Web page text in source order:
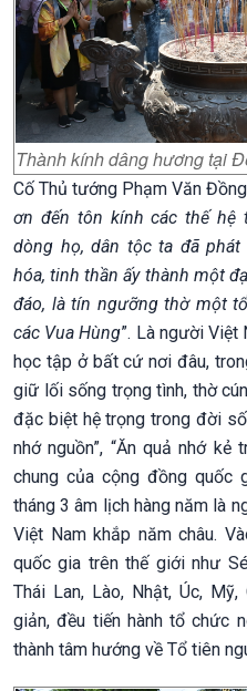
Thành kính dâng hương tại
Cố Thủ tướng Phạm Văn
ơn đến tôn kính các thế hệ
dòng họ, dân tộc ta đã
hóa, tinh thần ấy thành một
đáo, là tín ngưỡng thờ một
các Vua Hùng”. Là người Việt
học tập ở bất cứ nơi đâu,
giữ lối sống trọng tình, thờ
đặc biệt hệ trọng trong đời
nhớ nguồn”, “Ăn quả nhớ kẻ
chung của cộng đồng quốc
tháng 3 âm lịch hàng năm là
Việt Nam khắp năm châu.
quốc gia trên thế giới như
Thái Lan, Lào, Nhật, Úc,
giản, đều tiến hành tổ chức
thành tâm hướng về Tổ tiên